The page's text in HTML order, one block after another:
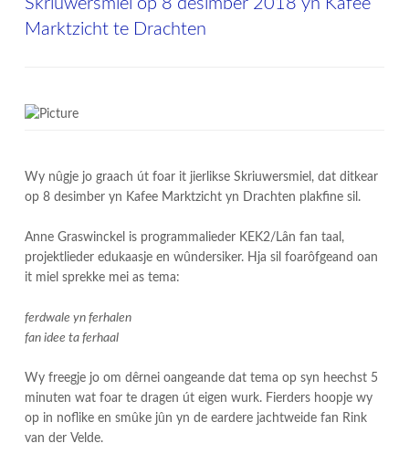
Skriuwersmiel op 8 desimber 2018 yn Kafee
Marktzicht te Drachten
Wy nûgje jo graach út foar it jierlikse Skriuwersmiel, dat ditkear
op 8 desimber yn Kafee Marktzicht yn Drachten plakfine sil.
Anne Graswinckel is programmalieder KEK2/Lân fan taal,
projektlieder edukaasje en wûndersiker. Hja sil foarôfgeand oan
it miel sprekke mei as tema:
ferdwale yn ferhalen
fan idee ta ferhaal
Wy freegje jo om dêrnei oangeande dat tema op syn heechst 5
minuten wat foar te dragen út eigen wurk. Fierders hoopje wy
op in noflike en smûke jûn yn de eardere jachtweide fan Rink
van der Velde.